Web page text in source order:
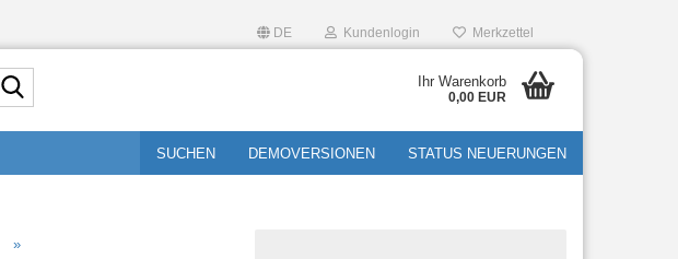
DE Kundenlogin Merkzettel
Ihr Warenkorb
0,00 EUR
SUCHEN DEMOVERSIONEN STATUS NEUERUNGEN
»